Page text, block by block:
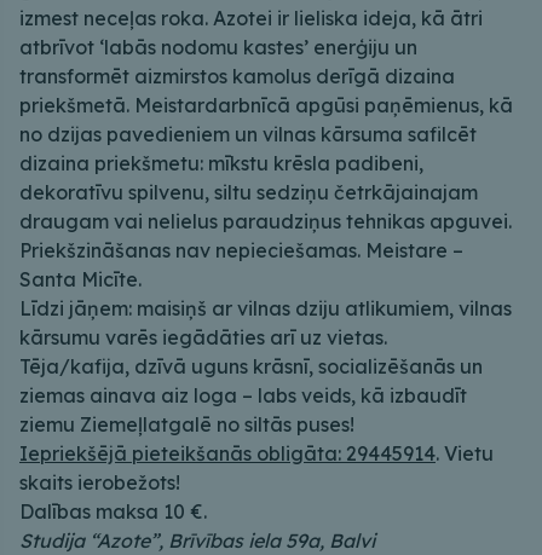
izmest neceļas roka. Azotei ir lieliska ideja, kā ātri
atbrīvot ‘labās nodomu kastes’ enerģiju un
transformēt aizmirstos kamolus derīgā dizaina
priekšmetā. Meistardarbnīcā apgūsi paņēmienus, kā
no dzijas pavedieniem un vilnas kārsuma safilcēt
dizaina priekšmetu: mīkstu krēsla padibeni,
dekoratīvu spilvenu, siltu sedziņu četrkājainajam
draugam vai nelielus paraudziņus tehnikas apguvei.
Priekšzināšanas nav nepieciešamas. Meistare –
Santa Micīte.
Līdzi jāņem: maisiņš ar vilnas dziju atlikumiem, vilnas
kārsumu varēs iegādāties arī uz vietas.
Tēja/kafija, dzīvā uguns krāsnī, socializēšanās un
ziemas ainava aiz loga – labs veids, kā izbaudīt
ziemu Ziemeļlatgalē no siltās puses!
Iepriekšējā pieteikšanās obligāta: 29445914. Vietu
skaits ierobežots!
Dalības maksa 10 €.
Studija “Azote”, Brīvības iela 59a, Balvi